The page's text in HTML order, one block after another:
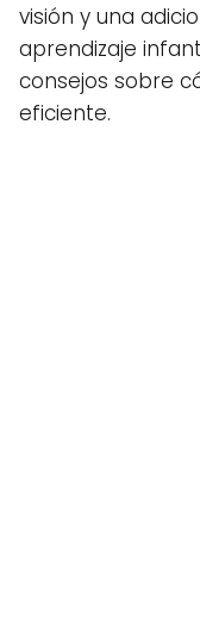
visión y una
aprendizaje
consejos sobre
eficiente.